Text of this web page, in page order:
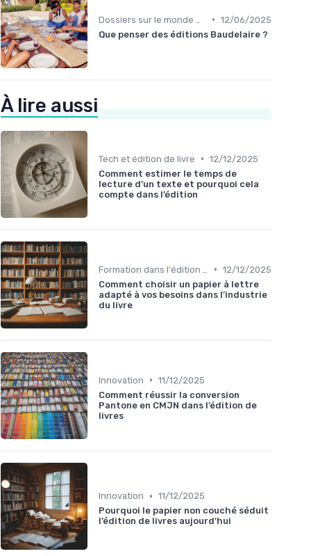
• 12/06/2025
Que penser des éditions Baudelaire ?
À lire aussi
Tech et édition de livre • 12/12/2025
Comment estimer le temps de
lecture d’un texte et pourquoi cela
compte dans l’édition
• 12/12/2025
Comment choisir un papier à lettre
adapté à vos besoins dans l’industrie
du livre
Innovation • 11/12/2025
Comment réussir la conversion
Pantone en CMJN dans l’édition de
livres
Innovation • 11/12/2025
Pourquoi le papier non couché séduit
l’édition de livres aujourd’hui